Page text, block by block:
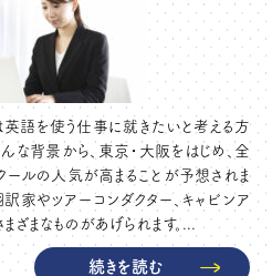
語を使う仕事に就きたいと考える方
な背景から、東京・大阪をはじめ、全
ールの人気が高まることが予想されま
家やツアーコンダクター、キャビンア
ざまなものがあげられます。...
続きを読む